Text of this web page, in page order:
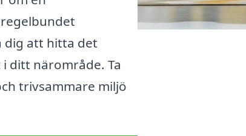
dig att hitta det
ditt närområde. Ta
trivsammare miljö